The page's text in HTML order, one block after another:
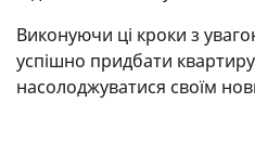
Виконуючи ці кроки з
успішно придбати
насолоджуватися своїм